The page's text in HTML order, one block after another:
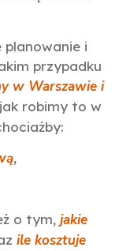
planowanie i
przypadku
w Warszawie i
robimy to w
,
o tym, jakie
ile kosztuje